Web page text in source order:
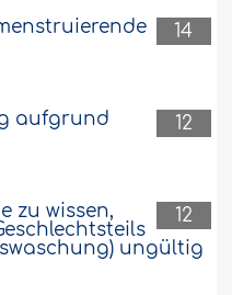
14
12
aufgrund
12
zu wissen,
ungültig